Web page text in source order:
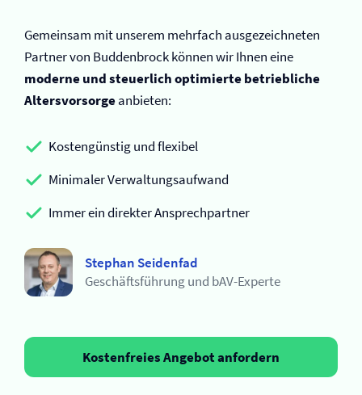
Gemeinsam mit unserem mehrfach ausgezeichneten
Partner von Buddenbrock können wir Ihnen eine
moderne und steuerlich optimierte betriebliche
Altersvorsorgeanbieten:
Kostengünstig und flexibel
Minimaler Verwaltungsaufwand
Immer ein direkter Ansprechpartner
Stephan Seidenfad
Geschäftsführung und bAV-Experte
Kostenfreies Angebot anfordern